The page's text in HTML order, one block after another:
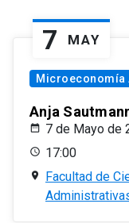
7 MAY
Microeconomía
Anja
7 de Mayo de
17:00
Facultad de